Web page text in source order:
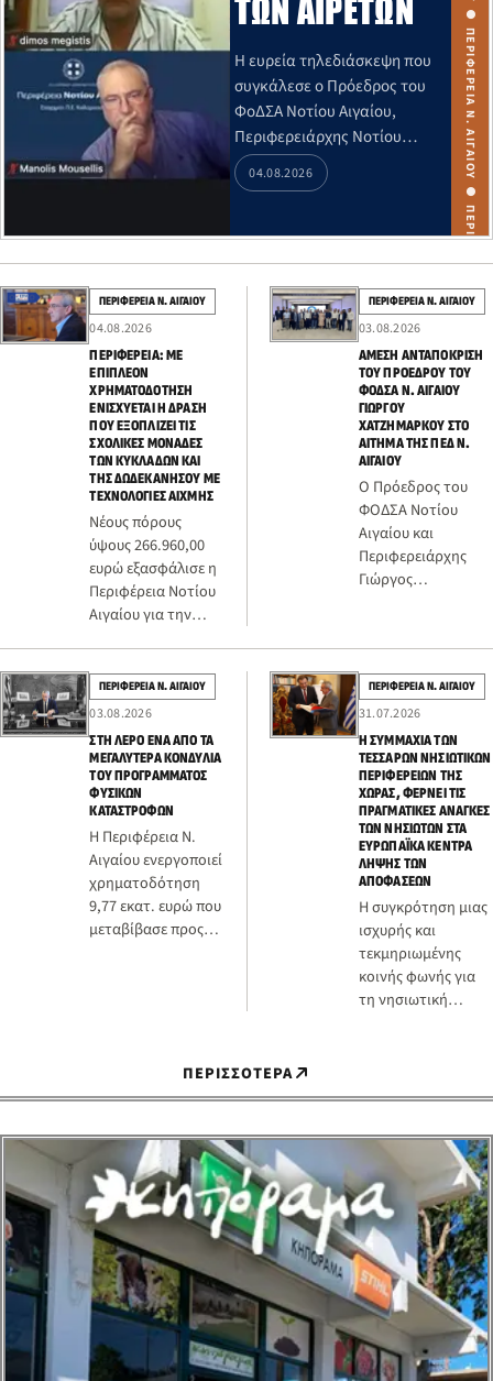
ΤΩΝ ΑΙΡΕΤΏΝ
Η ευρεία τηλεδιάσκεψη που
συγκάλεσε ο Πρόεδρος του
ΦοΔΣΑ Νοτίου Αιγαίου,
Περιφερειάρχης Νοτίου
Αιγαίου Γιώργος
Χατζημάρκος,
σήμερα το απόγευμα.
04.08.2026 ΠΕΡΙΦΕΡΕΙΑ Ν. ΑΙΓΑΙΟΥ ● ΠΕΡΙΦΕΡΕΙΑ Ν. ΑΙΓΑΙΟΥ ● ΠΕΡΙΦΕΡΕΙΑ Ν. ΑΙΓΑΙΟΥ ● ΠΕΡΙΦΕΡΕΙΑ Ν. ΑΙΓΑΙΟΥ ● ΠΕΡΙΦΕΡΕΙΑ Ν. ΑΙΓΑΙΟΥ ● ΠΕΡΙΦΕΡΕΙΑ Ν. ΑΙΓΑΙΟΥ ● ΠΕΡΙΦΕΡΕΙΑ Ν. ΑΙΓΑΙΟΥ ● ΠΕΡΙΦΕΡΕΙΑ Ν. ΑΙΓΑΙΟΥ ● ΠΕΡΙΦΕΡΕΙΑ Ν. ΑΙΓΑΙΟΥ ● ΠΕΡΙΦΕΡΕΙΑ Ν. ΑΙΓΑΙΟΥ ●
ΠΕΡΙΦΕΡΕΙΑ Ν. ΑΙΓΑΙΟΥ
04.08.2026
ΠΕΡΙΦΈΡΕΙΑ: ΜΕ
ΕΠΙΠΛΈΟΝ
ΧΡΗΜΑΤΟΔΌΤΗΣΗ
ΕΝΙΣΧΎΕΤΑΙ Η ΔΡΆΣΗ
ΠΟΥ ΕΞΟΠΛΊΖΕΙ ΤΙΣ
ΣΧΟΛΙΚΈΣ ΜΟΝΆΔΕΣ
ΤΩΝ ΚΥΚΛΆΔΩΝ ΚΑΙ
ΤΗΣ ΔΩΔΕΚΑΝΉΣΟΥ ΜΕ
ΤΕΧΝΟΛΟΓΊΕΣ ΑΙΧΜΉΣ
Νέους πόρους
ύψους 266.960,00
ευρώ εξασφάλισε η
Περιφέρεια Νοτίου
Αιγαίου για την
τον εκσυγχρονισμό
του τεχνολ…
ΠΕΡΙΦΕΡΕΙΑ Ν. ΑΙΓΑΙΟΥ
03.08.2026
ΆΜΕΣΗ ΑΝΤΑΠΌΚΡΙΣΗ
ΤΟΥ ΠΡΟΈΔΡΟΥ ΤΟΥ
ΦΟΔΣΑ Ν. ΑΙΓΑΊΟΥ
ΓΙΏΡΓΟΥ
ΧΑΤΖΗΜΆΡΚΟΥ ΣΤΟ
ΑΊΤΗΜΑ ΤΗΣ ΠΕΔ Ν.
ΑΙΓΑΊΟΥ
Ο Πρόεδρος του
ΦΟΔΣΑ Νοτίου
Αιγαίου και
Περιφερειάρχης
Γιώργος
άμεσα στο αίτημα
που διατυπώθηκε,
νωρίτερα σήμε…
ΠΕΡΙΦΕΡΕΙΑ Ν. ΑΙΓΑΙΟΥ
03.08.2026
ΣΤΗ ΛΈΡΟ ΈΝΑ ΑΠΌ ΤΑ
ΜΕΓΑΛΎΤΕΡΑ ΚΟΝΔΎΛΙΑ
ΤΟΥ ΠΡΟΓΡΆΜΜΑΤΟΣ
ΦΥΣΙΚΏΝ
ΚΑΤΑΣΤΡΟΦΏΝ
Η Περιφέρεια Ν.
Αιγαίου ενεργοποιεί
χρηματοδότηση
9,77 εκατ. ευρώ που
μεταβίβασε προς
ΠΕΡΙΦΕΡΕΙΑ Ν. ΑΙΓΑΙΟΥ
31.07.2026
Η ΣΥΜΜΑΧΊΑ ΤΩΝ
ΤΕΣΣΆΡΩΝ ΝΗΣΙΩΤΙΚΏΝ
ΠΕΡΙΦΕΡΕΙΏΝ ΤΗΣ
ΧΏΡΑΣ, ΦΈΡΝΕΙ ΤΙΣ
ΠΡΑΓΜΑΤΙΚΈΣ ΑΝΆΓΚΕΣ
ΤΩΝ ΝΗΣΙΩΤΏΝ ΣΤΑ
ΕΥΡΩΠΑΪΚΆ ΚΈΝΤΡΑ
ΛΉΨΗΣ ΤΩΝ
ΑΠΟΦΆΣΕΩΝ
Η συγκρότηση μιας
ισχυρής και
τεκμηριωμένης
κοινής φωνής για
τη νησιωτική
και η καθοριστ…
ΠΕΡΙΣΣΟΤΕΡΑ